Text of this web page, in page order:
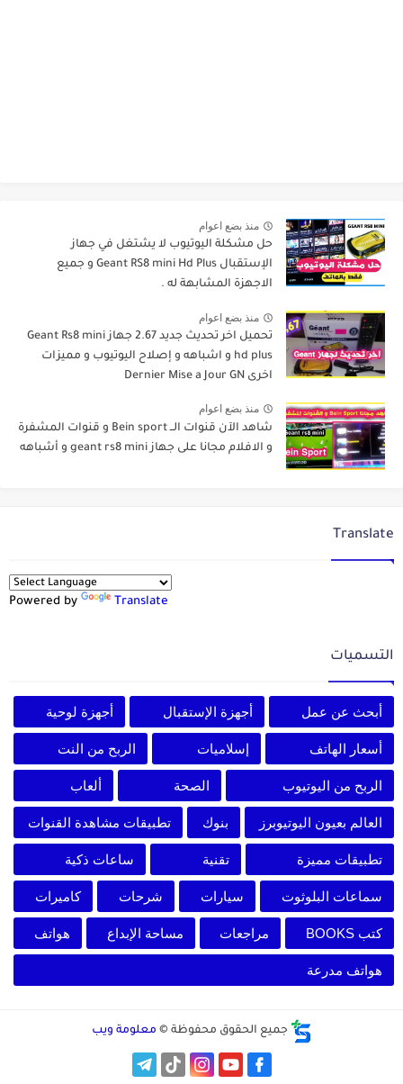
منذ بضع اعوام
حل مشكلة اليوتيوب لا يشتغل في جهاز
الإستقبال Geant RS8 mini Hd Plus و جميع
الاجهزة المشابهة له .
منذ بضع اعوام
تحميل اخر تحديث جديد 2.67 جهاز Geant Rs8 mini
hd plus و اشباهه و إصلاح اليوتيوب و مميزات
اخرى Dernier Mise a Jour GN
منذ بضع اعوام
شاهد الآن قنوات الــ Bein sport و قنوات المشفرة
و الافلام مجانا على جهاز geant rs8 mini و أشباهه
Translate
Powered by Translate
التسميات
أبحث عن عمل أجهزة الإستقبال أجهزة لوحية
أسعار الهاتف إسلاميات الربح من النت
الربح من اليوتيوب الصحة ألعاب
العالم بعيون اليوتيوبرز بنوك تطبيقات مشاهدة القنوات
تطبيقات مميزة تقنية ساعات ذكية
سماعات البلوثوت سيارات شرحات كاميرات
كتب BOOKS مراجعات مساحة الإبداع هواتف
هواتف مدرعة
جميع الحقوق محفوظة © معلومة ويب